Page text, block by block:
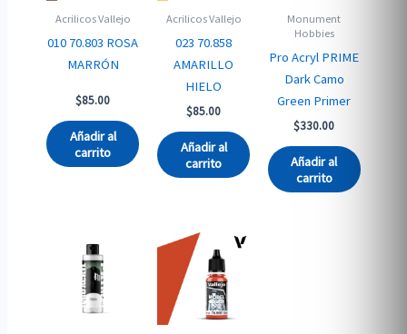
Acrilicos Vallejo
010 70.803 ROSA
MARRÓN
$85.00
Añadir al
carrito
Acrilicos Vallejo
023 70.858
AMARILLO
HIELO
$85.00
Añadir al
carrito
Monument
Hobbies
Pro Acryl PRIME
Dark Camo
Green Primer
$330.00
Añadir al
carrito